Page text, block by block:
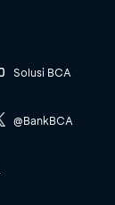
Solusi BCA
@BankBCA